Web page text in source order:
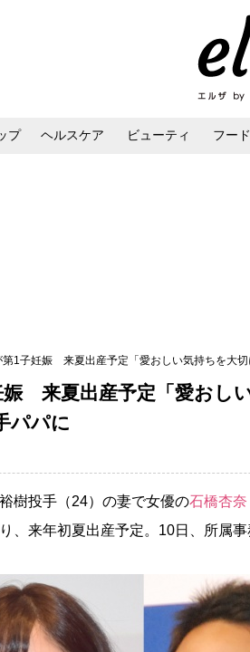
プ ヘルスケア ビューティ フード
第1子妊娠 来夏出産予定「愛おしい気持ちを大
娠 来夏出産予定「愛おし
パパに
樹投手（24）の妻で女優の石橋杏奈
、来年初夏出産予定。10日、所属事